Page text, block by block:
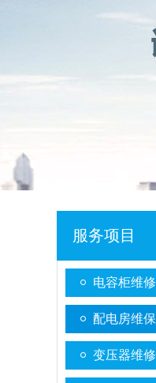
服务项目
电容柜维修
配电房维保
变压器维修